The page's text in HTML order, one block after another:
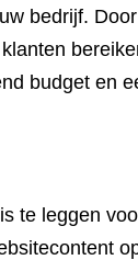
bedrijf.
budget en
te leggen